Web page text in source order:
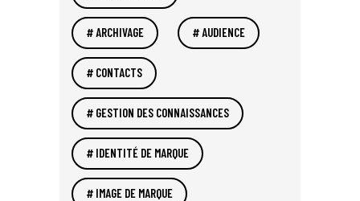
ARCHIVAGE AUDIENCE
CONTACTS
GESTION DES CONNAISSANCES
IDENTITÉ DE MARQUE
IMAGE DE MARQUE